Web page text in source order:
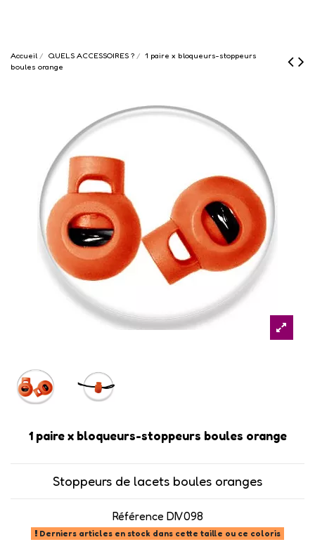
Accueil QUELS ACCESSOIRES ?
1 paire x bloqueurs-stoppeurs
boules orange
1 paire x bloqueurs-stoppeurs boules orange
Stoppeurs de lacets boules oranges
Référence DIV098
Derniers articles en stock dans cette taille ou ce coloris